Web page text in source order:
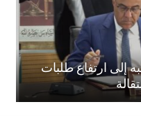
إلى ارتفاع طلبات